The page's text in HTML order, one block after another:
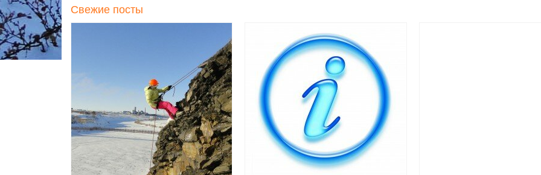
Свежие посты